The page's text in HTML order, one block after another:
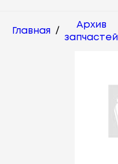
Главная /
Архив
запчастей